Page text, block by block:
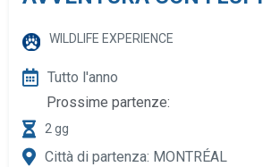
WILDLIFE EXPERIENCE
Tutto l'anno
Prossime partenze:
2 gg
Città di partenza: MONTRÉAL